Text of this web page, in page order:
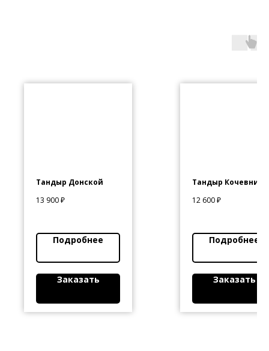
Тандыр Донской
13 900₽
Подробнее
Заказать
Тандыр Кочевник
12 600₽
Подробнее
Заказать